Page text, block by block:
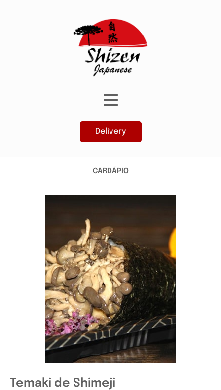
Delivery
CARDÁPIO
Temaki de Shimeji